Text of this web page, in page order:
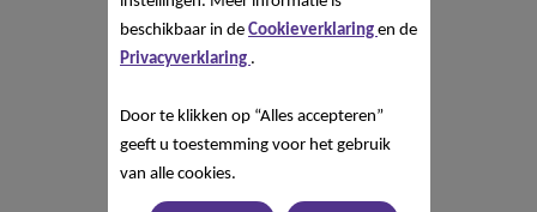
beschikbaar in de Cookieverklaring en de
Privacyverklaring .
Door te klikken op “Alles accepteren”
geeft u toestemming voor het gebruik
van alle cookies.